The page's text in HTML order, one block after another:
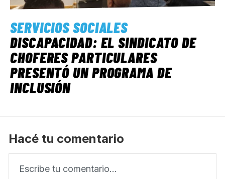
SERVICIOS SOCIALES
DISCAPACIDAD: EL SINDICATO DE
CHOFERES PARTICULARES
PRESENTÓ UN PROGRAMA DE
INCLUSIÓN
Hacé tu comentario